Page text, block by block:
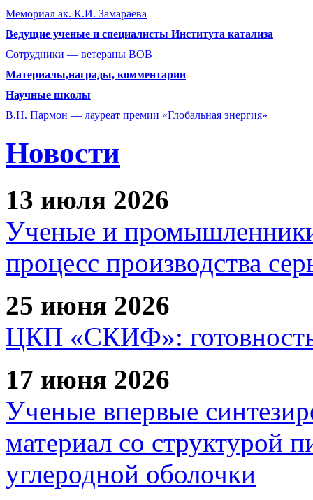
Мемориал ак. К.И. Замараева
Ведущие ученые и специалисты Института катализа
Сотрудники ― ветераны ВОВ
Материалы,награды, комментарии
Научные школы
В.Н. Пармон — лауреат премии «Глобальная энергия»
Новости
13 июля 2026
Ученые и
процесс производства
25 июня 2026
ЦКП «СКИФ»: готовность
17 июня 2026
Ученые впервые
материал со структурой
углеродной оболочки